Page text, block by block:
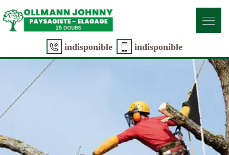
indisponible indisponible